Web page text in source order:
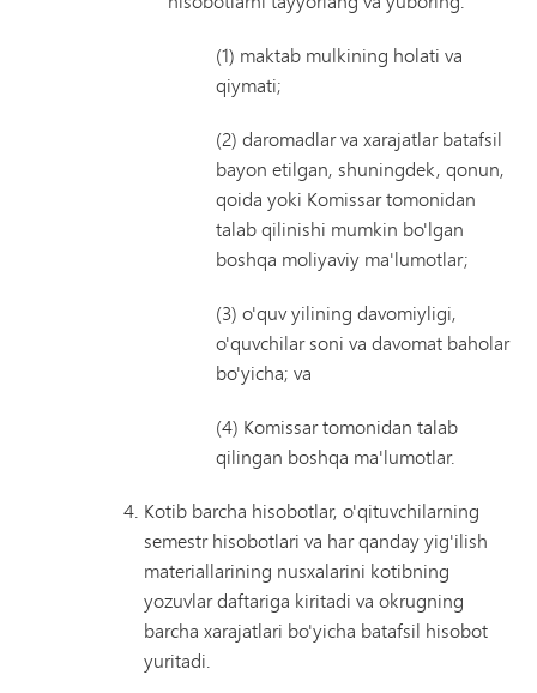
(1) maktab mulkining holati va
qiymati;
(2) daromadlar va xarajatlar batafsil
bayon etilgan, shuningdek, qonun,
qoida yoki Komissar tomonidan
talab qilinishi mumkin bo'lgan
boshqa moliyaviy ma'lumotlar;
(3) o'quv yilining davomiyligi,
o'quvchilar soni va davomat baholar
bo'yicha; va
(4) Komissar tomonidan talab
qilingan boshqa ma'lumotlar.
Kotib barcha hisobotlar, o'qituvchilarning
semestr hisobotlari va har qanday yig'ilish
materiallarining nusxalarini kotibning
yozuvlar daftariga kiritadi va okrugning
barcha xarajatlari bo'yicha batafsil hisobot
yuritadi.